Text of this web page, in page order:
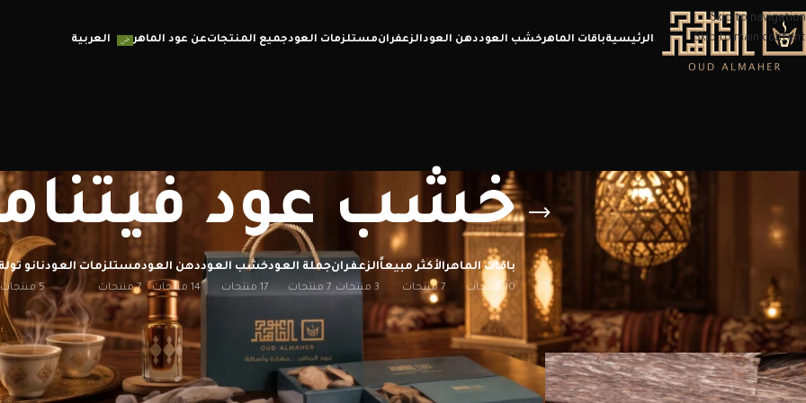
Skip to navigation
Skip to main content
الرئيسيةباقات الماهرخشب العوددهن العودالزعفرانمستلزمات العودجميع المنتجاتعن عود الماهر العربية
خشب عود
باقات الماهر
10 منتجات
الأكثر مبيعاً
7 منتجات
الزعفران
3 منتجات
جملة العود
7 منتجات
خشب العود
17 منتجات
دهن العود
14 منتجات
مستلزمات العود
7 منتجات
نانو
5 منتجات
الرئيسية/ منتجات تحت الوسم “خشب عود فيتنامي” إظهار 12
20